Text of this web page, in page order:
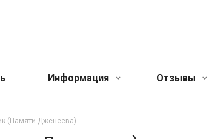
Информация Отзывы
(Памяти Дженеева)